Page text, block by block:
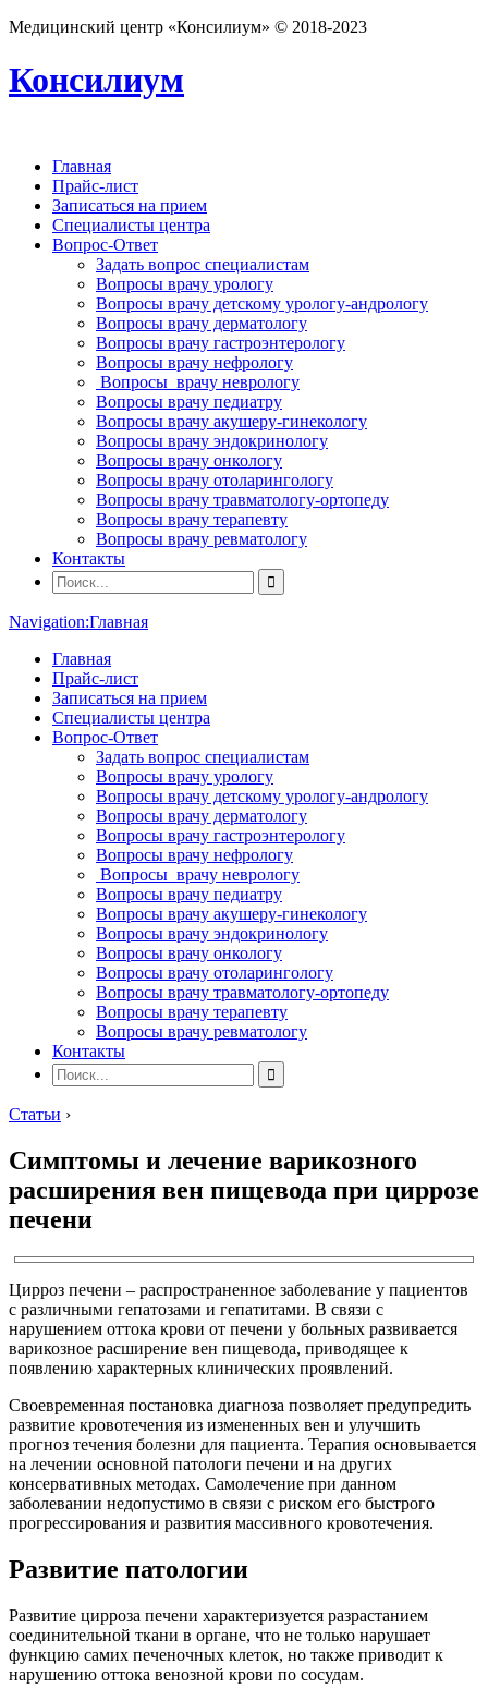
Медицинский центр «Консилиум» © 2018-2023
Консилиум
Главная
Прайс-лист
Записаться на прием
Специалисты центра
Вопрос-Ответ
Задать вопрос специалистам
Вопросы врачу урологу
Вопросы врачу детскому урологу-андрологу
Вопросы врачу дерматологу
Вопросы врачу гастроэнтерологу
Вопросы врачу нефрологу
Вопросы врачу неврологу
Вопросы врачу педиатру
Вопросы врачу акушеру-гинекологу
Вопросы врачу эндокринологу
Вопросы врачу онкологу
Вопросы врачу отоларингологу
Вопросы врачу травматологу-ортопеду
Вопросы врачу терапевту
Вопросы врачу ревматологу
Контакты
Navigation:Главная
Главная
Прайс-лист
Записаться на прием
Специалисты центра
Вопрос-Ответ
Задать вопрос специалистам
Вопросы врачу урологу
Вопросы врачу детскому урологу-андрологу
Вопросы врачу дерматологу
Вопросы врачу гастроэнтерологу
Вопросы врачу нефрологу
Вопросы врачу неврологу
Вопросы врачу педиатру
Вопросы врачу акушеру-гинекологу
Вопросы врачу эндокринологу
Вопросы врачу онкологу
Вопросы врачу отоларингологу
Вопросы врачу травматологу-ортопеду
Вопросы врачу терапевту
Вопросы врачу ревматологу
Контакты
Статьи ›
Симптомы и лечение варикозного
расширения вен пищевода при циррозе
печени
Цирроз печени – распространенное заболевание у пациентов
с различными гепатозами и гепатитами. В связи с
нарушением оттока крови от печени у больных развивается
варикозное расширение вен пищевода, приводящее к
появлению характерных клинических проявлений.
Своевременная постановка диагноза позволяет предупредить
развитие кровотечения из измененных вен и улучшить
прогноз течения болезни для пациента. Терапия основывается
на лечении основной патологи печени и на других
консервативных методах. Самолечение при данном
заболевании недопустимо в связи с риском его быстрого
прогрессирования и развития массивного кровотечения.
Развитие патологии
Развитие цирроза печени характеризуется разрастанием
соединительной ткани в органе, что не только нарушает
функцию самих печеночных клеток, но также приводит к
нарушению оттока венозной крови по сосудам.